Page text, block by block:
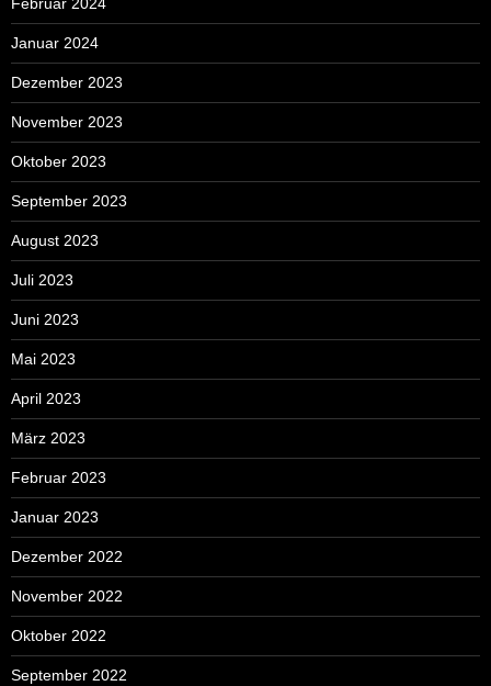
Januar 2024
Dezember 2023
November 2023
Oktober 2023
September 2023
August 2023
Juli 2023
Juni 2023
Mai 2023
April 2023
März 2023
Februar 2023
Januar 2023
Dezember 2022
November 2022
Oktober 2022
September 2022